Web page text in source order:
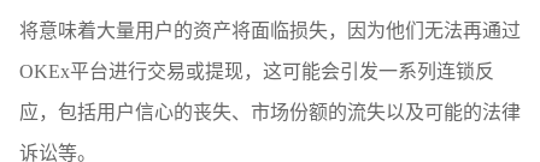
将意味着大量用户的资产将面临损失，因为他们无法再通过
OKEx平台进行交易或提现，这可能会引发一系列连锁反
应，包括用户信心的丧失、市场份额的流失以及可能的法律
诉讼等。